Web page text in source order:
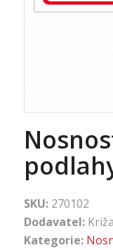
SKU: 270102
Dodavatel:
Kategorie: